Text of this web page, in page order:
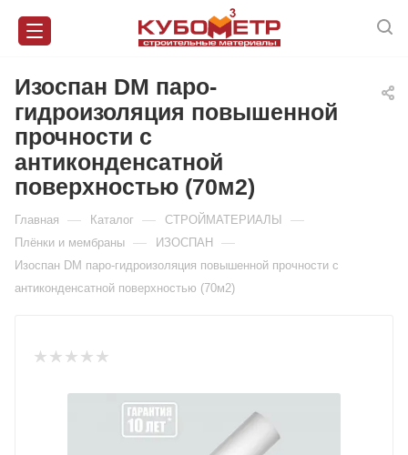
Изоспан DM паро-
гидроизоляция повышенной
прочности с
антиконденсатной
поверхностью (70м2)
Главная — Каталог — СТРОЙМАТЕРИАЛЫ —
Плёнки и мембраны — ИЗОСПАН —
Изоспан DM паро-гидроизоляция повышенной прочности с
антиконденсатной поверхностью (70м2)